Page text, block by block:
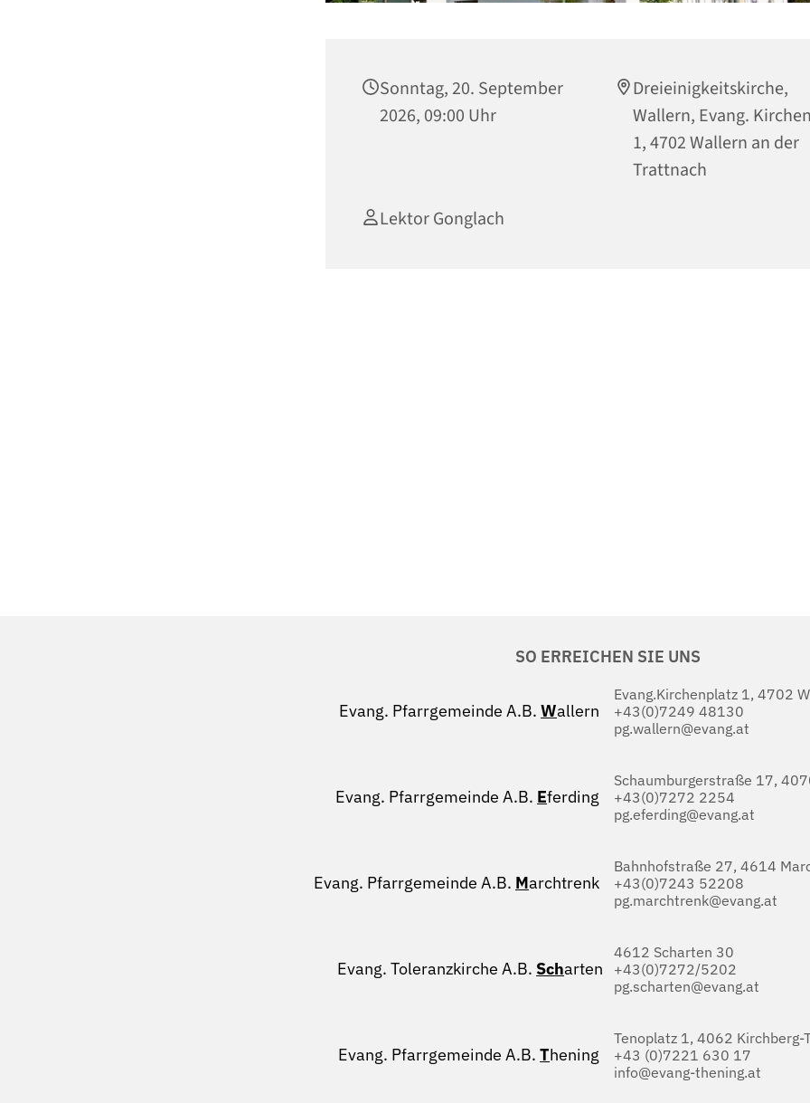
Sonntag, 20. September
2026, 09:00 Uhr
Dreieinigkeitskirche,
Wallern, Evang.
1, 4702 Wallern an der
Trattnach
Lektor Gonglach
SO ERREICHEN SIE UNS
Evang. Pfarrgemeinde A.B. Wallern
Evang.Kirchenplatz 1, 4702
+43(0)7249 48130
pg.wallern@evang.at
Evang. Pfarrgemeinde A.B. Eferding
Schaumburgerstraße 17,
+43(0)7272 2254
pg.eferding@evang.at
Evang. Pfarrgemeinde A.B. Marchtrenk
Bahnhofstraße 27, 4614
+43(0)7243 52208
pg.marchtrenk@evang.at
Evang. Toleranzkirche A.B. Scharten
4612 Scharten 30
+43(0)7272/5202
pg.scharten@evang.at
Evang. Pfarrgemeinde A.B. Thening
Tenoplatz 1, 4062 Kirchberg-
+43 (0)7221 630 17
info@evang-thening.at